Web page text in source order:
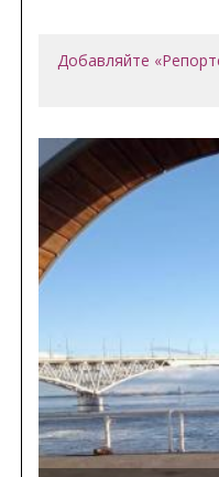
Добавляйте